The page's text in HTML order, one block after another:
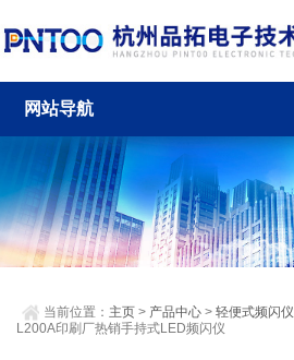
网站导航
当前位置： 主页 > 产品中心 >轻便式频闪仪
L200A印刷厂热销手持式LED频闪仪